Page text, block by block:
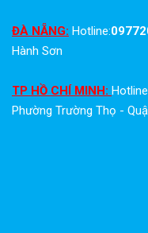
ĐÀ NẴNG: Hotline:
Hành Sơn
TP HỒ CHÍ MINH:
Phường Trường Thọ -